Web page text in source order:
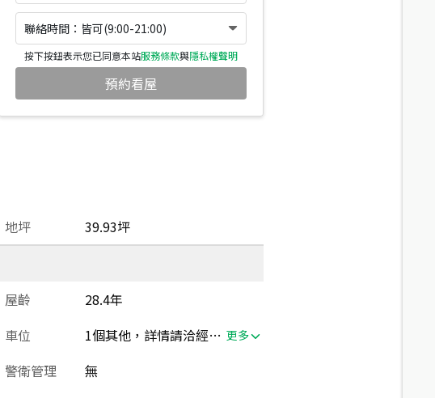
聯絡時間：皆可(9:00-21:00)
按下按鈕表示您已同意本站服務條款與隱私權聲明
預約看屋
地坪
39.93坪
屋齡
28.4年
車位 1個其他，詳情請洽經紀人員 更多
警衛管理 無